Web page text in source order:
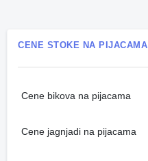
CENE STOKE NA PIJACAMA
Cene bikova na pijacama
Cene jagnjadi na pijacama